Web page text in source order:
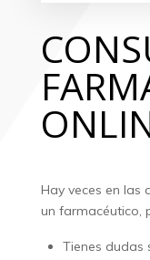
Hay veces en las
un farmacéutico,
Tienes dudas